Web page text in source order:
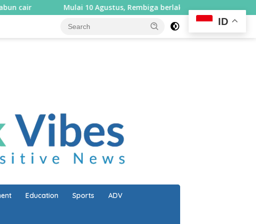
10 Agustus, Rembiga berlakukan sistem satu arah selama sepekan
Education Sports ADV
ID